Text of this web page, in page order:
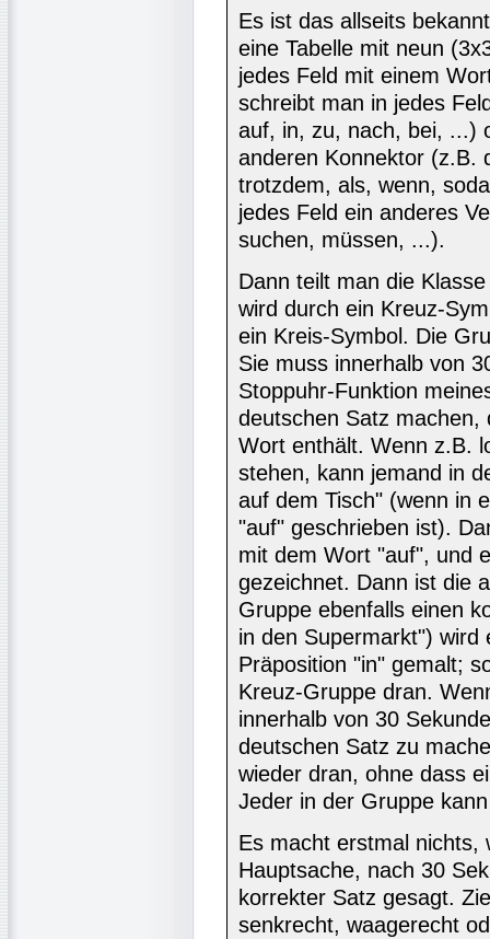
Es ist das allseits
eine Tabelle mit neun
jedes Feld mit einem
schreibt man in jedes
auf, in, zu, nach, bei, ...)
anderen Konnektor (z.B.
trotzdem, als, wenn,
jedes Feld ein anderes
suchen, müssen, ...).
Dann teilt man die
wird durch ein Kreuz-
ein Kreis-Symbol. Die
Sie muss innerhalb von
Stoppuhr-Funktion
deutschen Satz machen,
Wort enthält. Wenn z.B.
stehen, kann jemand in
auf dem Tisch" (wenn in
"auf" geschrieben ist).
mit dem Wort "auf", und
gezeichnet. Dann ist die
Gruppe ebenfalls einen
in den Supermarkt") wird
Präposition "in" gemalt;
Kreuz-Gruppe dran.
innerhalb von 30
deutschen Satz zu
wieder dran, ohne dass
Jeder in der Gruppe
Es macht erstmal nichts,
Hauptsache, nach 30
korrekter Satz gesagt.
senkrecht, waagerecht